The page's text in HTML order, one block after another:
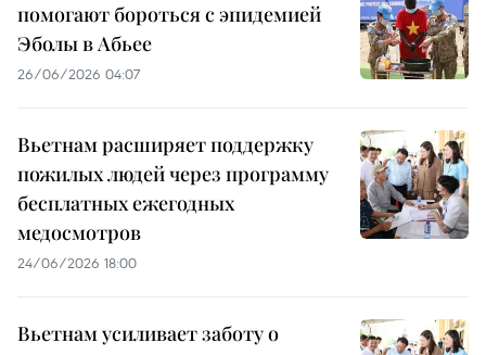
помогают бороться с эпидемией
Эболы в Абьее
26/06/2026 04:07
Вьетнам расширяет поддержку
пожилых людей через программу
бесплатных ежегодных
медосмотров
24/06/2026 18:00
Вьетнам усиливает заботу о